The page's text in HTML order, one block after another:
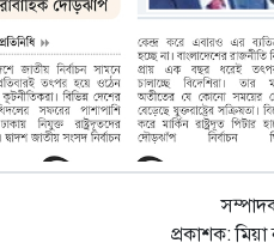
প্রকাশক: